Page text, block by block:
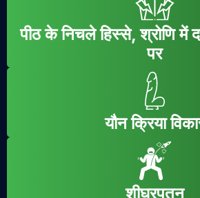
पीठ के निचले हिस्से, श्रोणि में
पर
यौन क्रिया
शीघ्रपतन